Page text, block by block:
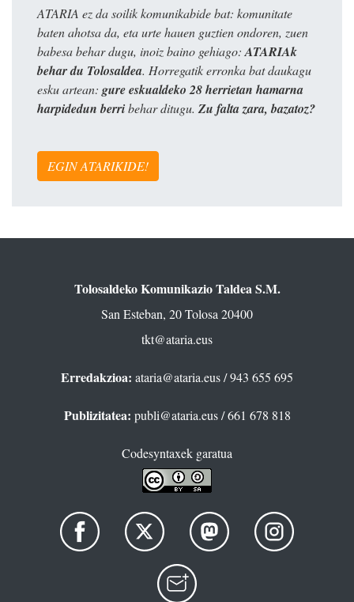
ATARIA ez da soilik komunikabide bat: komunitate
baten ahotsa da, eta urte hauen guztien ondoren, zuen
babesa behar dugu, inoiz baino gehiago: ATARIAk
behar du Tolosaldea. Horregatik erronka bat daukagu
esku artean: gure eskualdeko 28 herrietan hamarna
harpidedun berribehar ditugu. Zu falta zara, bazatoz?
EGIN ATARIKIDE!
Tolosaldeko Komunikazio Taldea S.M.
San Esteban, 20 Tolosa 20400
tkt@ataria.eus
Erredakzioa: ataria@ataria.eus/ 943 655 695
Publizitatea: publi@ataria.eus/ 661 678 818
Codesyntaxek garatua